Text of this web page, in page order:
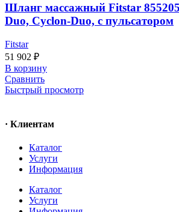
Шланг массажный Fitstar
Duo, Cyclon-Duo, с пульсатором
Fitstar
51 902 ₽
В корзину
Сравнить
Быстрый просмотр
· Клиентам
Каталог
Услуги
Информация
Каталог
Услуги